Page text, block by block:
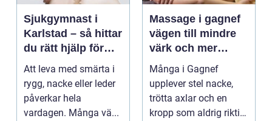
Sjukgymnast i
Karlstad – så hittar
du rätt hjälp för
smärta och rehab
Att leva med smärta i
rygg, nacke eller leder
påverkar hela
vardagen. Många vä...
Massage i gagnef
vägen till mindre
värk och mer
vardagsenergi
Många i Gagnef
upplever stel nacke,
trötta axlar och en
kropp som aldrig riktigt